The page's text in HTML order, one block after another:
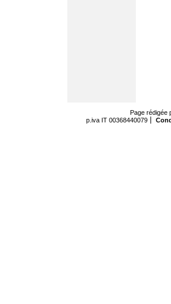
Page rédigée
p.iva IT 00368440079